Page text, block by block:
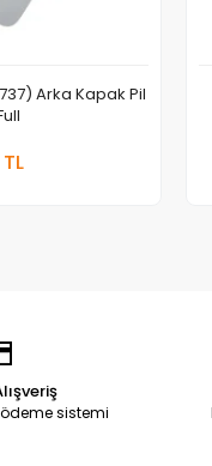
Arka Kapak Pil
sistemi